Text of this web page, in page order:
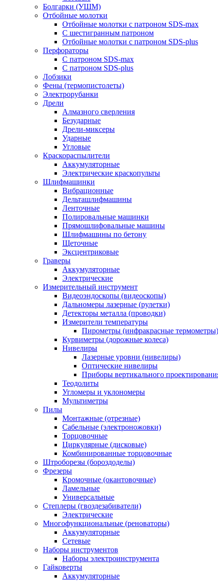
Болгарки (УШМ)
Отбойные молотки
Отбойные молотки с патроном SDS-max
С шестигранным патроном
Отбойные молотки с патроном SDS-plus
Перфораторы
С патроном SDS-max
С патроном SDS-plus
Лобзики
Фены (термопистолеты)
Электрорубанки
Дрели
Алмазного сверления
Безударные
Дрели-миксеры
Ударные
Угловые
Краскораспылители
Аккумуляторные
Электрические краскопульты
Шлифмашинки
Вибрационные
Дельташлифмашины
Ленточные
Полировальные машинки
Прямошлифовальные машины
Шлифмашины по бетону
Щеточные
Эксцентриковые
Граверы
Аккумуляторные
Электрические
Измерительный инструмент
Видеоэндоскопы (видеоскопы)
Дальномеры лазерные (рулетки)
Детекторы металла (проводки)
Измерители температуры
Пирометры (инфракрасные термометры)
Курвиметры (дорожные колеса)
Нивелиры
Лазерные уровни (нивелиры)
Оптические нивелиры
Приборы вертикального
Теодолиты
Угломеры и уклономеры
Мультиметры
Пилы
Монтажные (отрезные)
Сабельные (электроножовки)
Торцовочные
Циркулярные (дисковые)
Комбинированные торцовочные
Штроборезы (бороздоделы)
Фрезеры
Кромочные (окантовочные)
Ламельные
Универсальные
Степлеры (гвоздезабиватели)
Электрические
Многофункциональные (реноваторы)
Аккумуляторные
Сетевые
Наборы инструментов
Наборы электроинструмента
Гайковерты
Аккумуляторные